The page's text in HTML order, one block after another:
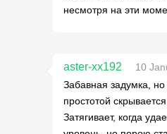
несмотря на эти
aster-xx192
10
Забавная задумка,
простотой
Затягивает, когда